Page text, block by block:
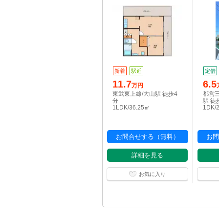
新着 駅近
11.7万円
東武東上線/大山駅 徒歩4
分
1LDK/36.25㎡
お問合せする（無料）
詳細を見る
お気に入り
定借
6.5
都営
駅 徒
1DK/
お